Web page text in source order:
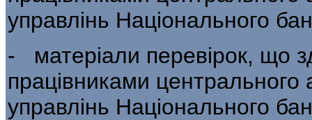
управлінь Національно­го
- матеріали перевірок, що
праців­никами центрального
управлінь Національ­ного